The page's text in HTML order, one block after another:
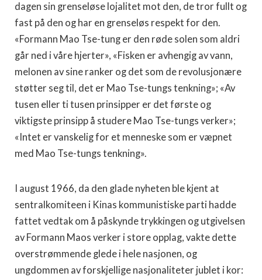
dagen sin grenseløse lojalitet mot den, de tror fullt og
fast på den og har en grenseløs respekt for den.
«Formann Mao Tse-tung er den røde solen som aldri
går ned i våre hjerter», «Fisken er avhengig av vann,
melonen av sine ranker og det som de revolusjonære
støtter seg til, det er Mao Tse-tungs tenkning»; «Av
tusen eller ti tusen prinsipper er det første og
viktigste prinsipp å studere Mao Tse-tungs verker»;
«Intet er vanskelig for et menneske som er væpnet
med Mao Tse-tungs tenkning».
I august 1966, da den glade nyheten ble kjent at
sentralkomiteen i Kinas kommunistiske parti hadde
fattet vedtak om å påskynde trykkingen og utgivelsen
av Formann Maos verker i store opplag, vakte dette
overstrømmende glede i hele nasjonen, og
ungdommen av forskjellige nasjonaliteter jublet i kor: